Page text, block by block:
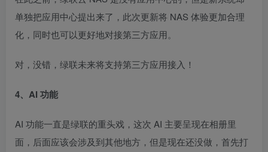
单独把应用中心提出来了，此次更新将 NAS 体验更加合理
化，同时也可以更好地对接第三方应用。
对，没错，绿联未来将支持第三方应用接入！
4、AI 功能
AI 功能一直是绿联的重头戏，这次 AI 主要呈现在相册里
面，后面应该会涉及到其他地方，但是现在还没做，首先打